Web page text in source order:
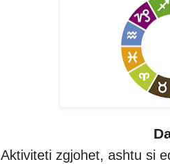
Aktiviteti zgjohet, ashtu si